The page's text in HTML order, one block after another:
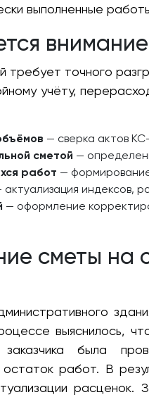
выполненные
требует точного
учёту,
— сверка актов
сметой —
работ —
актуализация индексов,
— оформление
сметы на
выяснилось,
была
работ. В
расценок.